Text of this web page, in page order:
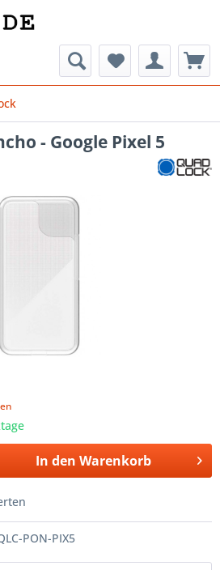
- Google Pixel 5
In den Warenkorb
PON-PIX5